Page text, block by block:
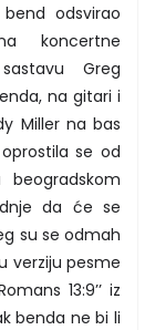
odsvirao
koncertne
Greg
na gitari i
Miller na bas
se od
da će se
su se odmah
verziju pesme
13:9’’ iz
benda ne bi li